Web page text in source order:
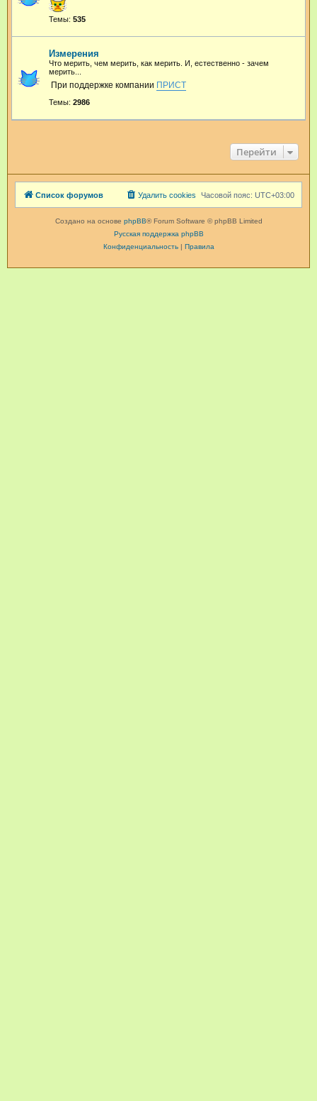
Темы: 535
Измерения
Что мерить, чем мерить, как мерить. И, естественно - зачем
мерить...
При поддержке компании ПРИСТ
Темы: 2986
Перейти
Список форумов Часовой пояс: UTC+03:00
Удалить cookies
Создано на основе phpBB® Forum Software © phpBB Limited
Русская поддержка phpBB
Конфиденциальность| Правила